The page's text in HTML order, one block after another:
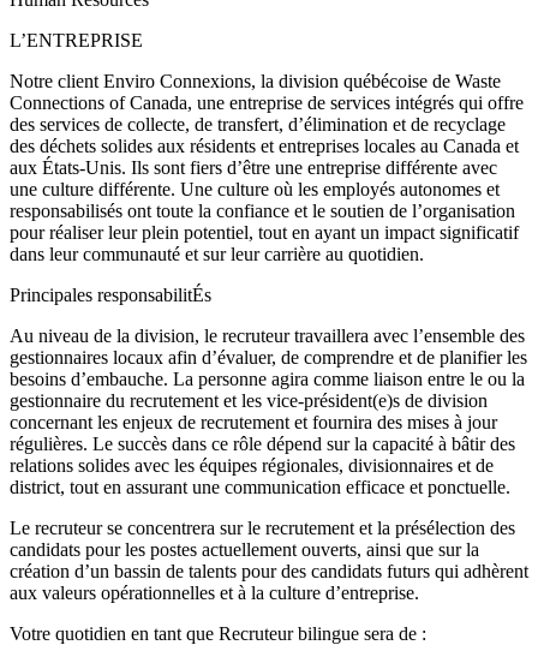
L’ENTREPRISE
Notre client Enviro Connexions, la division québécoise de Waste
Connections of Canada, une entreprise de services intégrés qui offre
des services de collecte, de transfert, d’élimination et de recyclage
des déchets solides aux résidents et entreprises locales au Canada et
aux États-Unis. Ils sont fiers d’être une entreprise différente avec
une culture différente. Une culture où les employés autonomes et
responsabilisés ont toute la confiance et le soutien de l’organisation
pour réaliser leur plein potentiel, tout en ayant un impact significatif
dans leur communauté et sur leur carrière au quotidien.
Principales responsabilitÉs
Au niveau de la division, le recruteur travaillera avec l’ensemble des
gestionnaires locaux afin d’évaluer, de comprendre et de planifier les
besoins d’embauche. La personne agira comme liaison entre le ou la
gestionnaire du recrutement et les vice-président(e)s de division
concernant les enjeux de recrutement et fournira des mises à jour
régulières. Le succès dans ce rôle dépend sur la capacité à bâtir des
relations solides avec les équipes régionales, divisionnaires et de
district, tout en assurant une communication efficace et ponctuelle.
Le recruteur se concentrera sur le recrutement et la présélection des
candidats pour les postes actuellement ouverts, ainsi que sur la
création d’un bassin de talents pour des candidats futurs qui adhèrent
aux valeurs opérationnelles et à la culture d’entreprise.
Votre quotidien en tant que Recruteur bilingue sera de :